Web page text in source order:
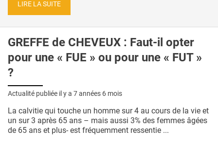
LIRE LA SUITE
GREFFE de CHEVEUX : Faut-il opter
pour une « FUE » ou pour une « FUT »
?
Actualité publiée il y a 7 années 6 mois
La calvitie qui touche un homme sur 4 au cours de la vie et
un sur 3 après 65 ans – mais aussi 3% des femmes âgées
de 65 ans et plus- est fréquemment ressentie ...